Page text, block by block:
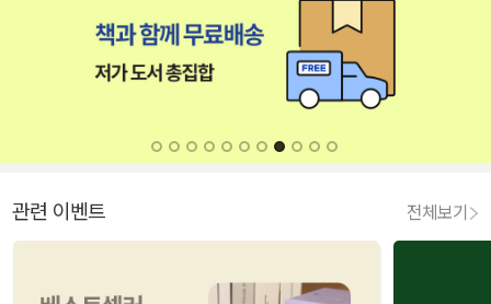
관련 이벤트 전체보기